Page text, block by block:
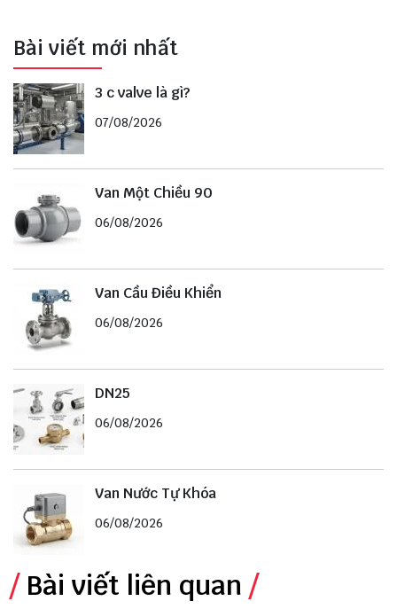
Bài viết mới nhất
3 c valve là gì?
07/08/2026
Van Một Chiều 90
06/08/2026
Van Cầu Điều Khiển
06/08/2026
DN25
06/08/2026
Van Nước Tự Khóa
06/08/2026
Bài viết liên quan